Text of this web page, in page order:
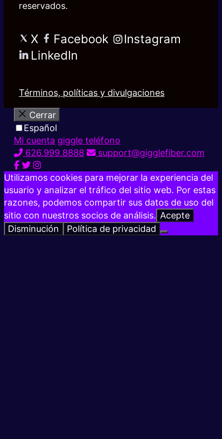
reservados.
X Facebook
Instagram
LinkedIn
Términos, políticas y divulgaciones
Cerrar
Español
Mi cuenta giggle teléfono
626.999.8888
support@gigglefiber.com
Utilizamos cookies para mejorar la experiencia del
usuario y analizar el tráfico del sitio web. Por estas
razones, podemos compartir sus datos de uso del
sitio con nuestros socios de análisis. Acepte
Disminución
Política de privacidad